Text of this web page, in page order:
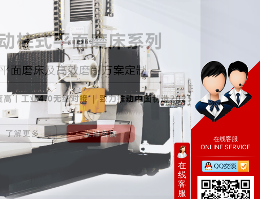
在
线
客
服
在线客服
ONLINE SERVICE